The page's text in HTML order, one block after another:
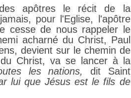
apôtres le récit de la
pour l'Eglise, l'apôtre
cesse de nous rappeler le
acharné du Christ, Paul
devient sur le chemin de
Christ, va se lancer à la
les nations,
dit Saint
lui que Jésus est le fils de